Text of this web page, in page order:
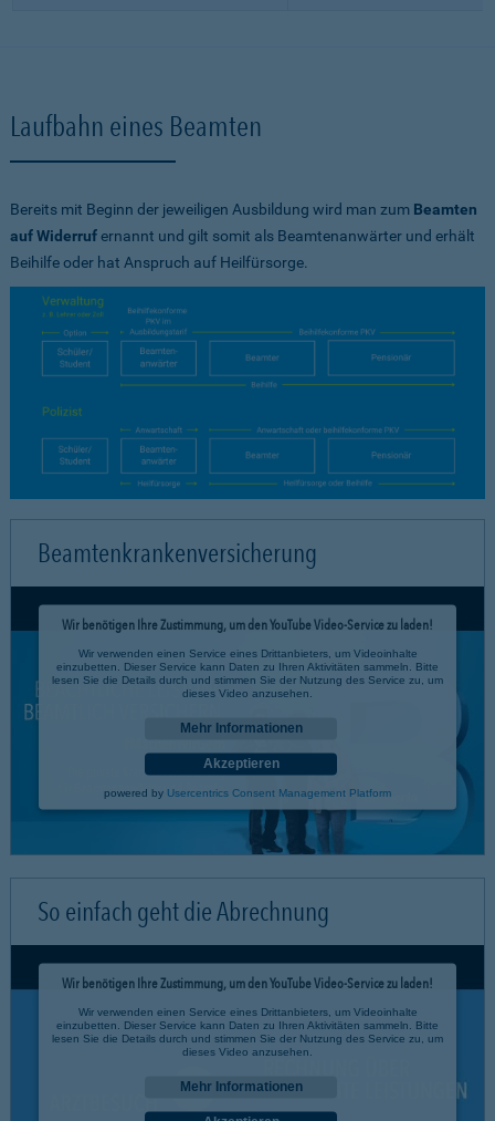
Laufbahn eines Beamten
Bereits mit Beginn der jeweiligen Ausbildung wird man zum Beamten
auf Widerrufernannt und gilt somit als Beamtenanwärter und erhält
Beihilfe oder hat Anspruch auf Heilfürsorge.
Beamtenkrankenversicherung
Wir benötigen Ihre Zustimmung, um den YouTube Video-Service zu laden!
Wir verwenden einen Service eines Drittanbieters, um Videoinhalte
einzubetten. Dieser Service kann Daten zu Ihren Aktivitäten sammeln. Bitte
lesen Sie die Details durch und stimmen Sie der Nutzung des Service zu, um
dieses Video anzusehen.
Mehr Informationen
Akzeptieren
powered by Usercentrics Consent Management Platform
So einfach geht die Abrechnung
Wir benötigen Ihre Zustimmung, um den YouTube Video-Service zu laden!
Wir verwenden einen Service eines Drittanbieters, um Videoinhalte
einzubetten. Dieser Service kann Daten zu Ihren Aktivitäten sammeln. Bitte
lesen Sie die Details durch und stimmen Sie der Nutzung des Service zu, um
dieses Video anzusehen.
Mehr Informationen